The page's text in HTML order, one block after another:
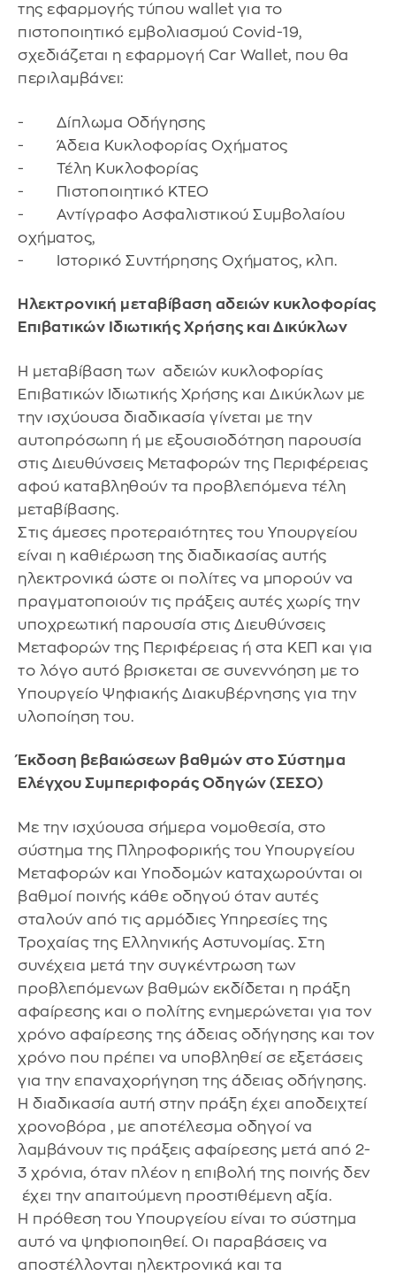
της εφαρμογής τύπου wallet για το
πιστοποιητικό εμβολιασμού Covid-19,
σχεδιάζεται η εφαρμογή Car Wallet, που θα
περιλαμβάνει:
- Δίπλωμα Οδήγησης
- Άδεια Κυκλοφορίας Οχήματος
- Τέλη Κυκλοφορίας
- Πιστοποιητικό ΚΤΕΟ
- Αντίγραφο Ασφαλιστικού Συμβολαίου
οχήματος,
- Ιστορικό Συντήρησης Οχήματος, κλπ.
Ηλεκτρονική μεταβίβαση αδειών κυκλοφορίας
Επιβατικών Ιδιωτικής Χρήσης και Δικύκλων
Η μεταβίβαση των αδειών κυκλοφορίας
Επιβατικών Ιδιωτικής Χρήσης και Δικύκλων με
την ισχύουσα διαδικασία γίνεται με την
αυτοπρόσωπη ή με εξουσιοδότηση παρουσία
στις Διευθύνσεις Μεταφορών της Περιφέρειας
αφού καταβληθούν τα προβλεπόμενα τέλη
μεταβίβασης.
Στις άμεσες προτεραιότητες του Υπουργείου
είναι η καθιέρωση της διαδικασίας αυτής
ηλεκτρονικά ώστε οι πολίτες να μπορούν να
πραγματοποιούν τις πράξεις αυτές χωρίς την
υποχρεωτική παρουσία στις Διευθύνσεις
Μεταφορών της Περιφέρειας ή στα ΚΕΠ και για
το λόγο αυτό βρισκεται σε συνεννόηση με το
Υπουργείο Ψηφιακής Διακυβέρνησης για την
υλοποίηση του.
Έκδοση βεβαιώσεων βαθμών στο Σύστημα
Ελέγχου Συμπεριφοράς Οδηγών (ΣΕΣΟ)
Με την ισχύουσα σήμερα νομοθεσία, στο
σύστημα της Πληροφορικής του Υπουργείου
Μεταφορών και Υποδομών καταχωρούνται οι
βαθμοί ποινής κάθε οδηγού όταν αυτές
σταλούν από τις αρμόδιες Υπηρεσίες της
Τροχαίας της Ελληνικής Αστυνομίας. Στη
συνέχεια μετά την συγκέντρωση των
προβλεπόμενων βαθμών εκδίδεται η πράξη
αφαίρεσης και ο πολίτης ενημερώνεται για τον
χρόνο αφαίρεσης της άδειας οδήγησης και τον
χρόνο που πρέπει να υποβληθεί σε εξετάσεις
για την επαναχορήγηση της άδειας οδήγησης.
Η διαδικασία αυτή στην πράξη έχει αποδειχτεί
χρονοβόρα , με αποτέλεσμα οδηγοί να
λαμβάνουν τις πράξεις αφαίρεσης μετά από 2-
3 χρόνια, όταν πλέον η επιβολή της ποινής δεν
έχει την απαιτούμενη προστιθέμενη αξία.
Η πρόθεση του Υπουργείου είναι το σύστημα
αυτό να ψηφιοποιηθεί. Οι παραβάσεις να
αποστέλλονται ηλεκτρονικά και τα